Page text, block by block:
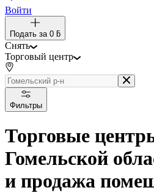
Войти
Подать за 0 ƃ
Снять
Торговый центр
Фильтры
Торговые
Гомельской
и продажа